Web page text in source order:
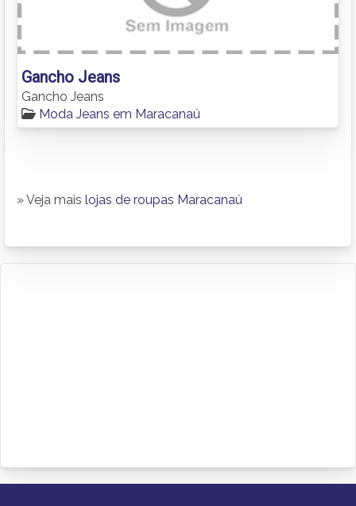
Gancho Jeans
Gancho Jeans
Moda Jeans em Maracanaú
» Veja mais lojas de roupas Maracanaú